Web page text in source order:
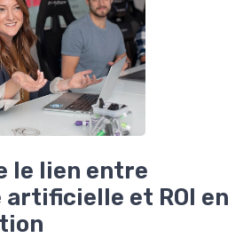
le lien entre
et ROI en